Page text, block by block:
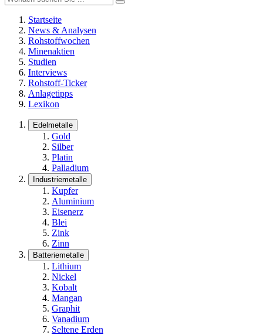
Startseite
News & Analysen
Rohstoffwochen
Minenaktien
Studien
Interviews
Rohstoff-Ticker
Anlagetipps
Lexikon
Edelmetalle
Gold
Silber
Platin
Palladium
Industriemetalle
Kupfer
Aluminium
Eisenerz
Blei
Zink
Zinn
Batteriemetalle
Lithium
Nickel
Kobalt
Mangan
Graphit
Vanadium
Seltene Erden